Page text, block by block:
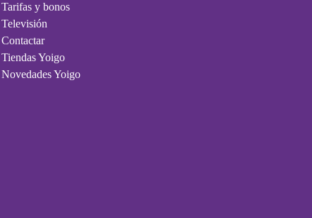
Tarifas y bonos
Televisión
Contactar
Tiendas Yoigo
Novedades Yoigo